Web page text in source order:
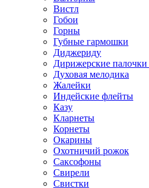
Вистл
Гобои
Горны
Губные гармошки
Диджериду
Дирижерские палочки
Духовая мелодика
Жалейки
Индейские флейты
Казу
Кларнеты
Корнеты
Окарины
Охотничий рожок
Саксофоны
Свирели
Свистки